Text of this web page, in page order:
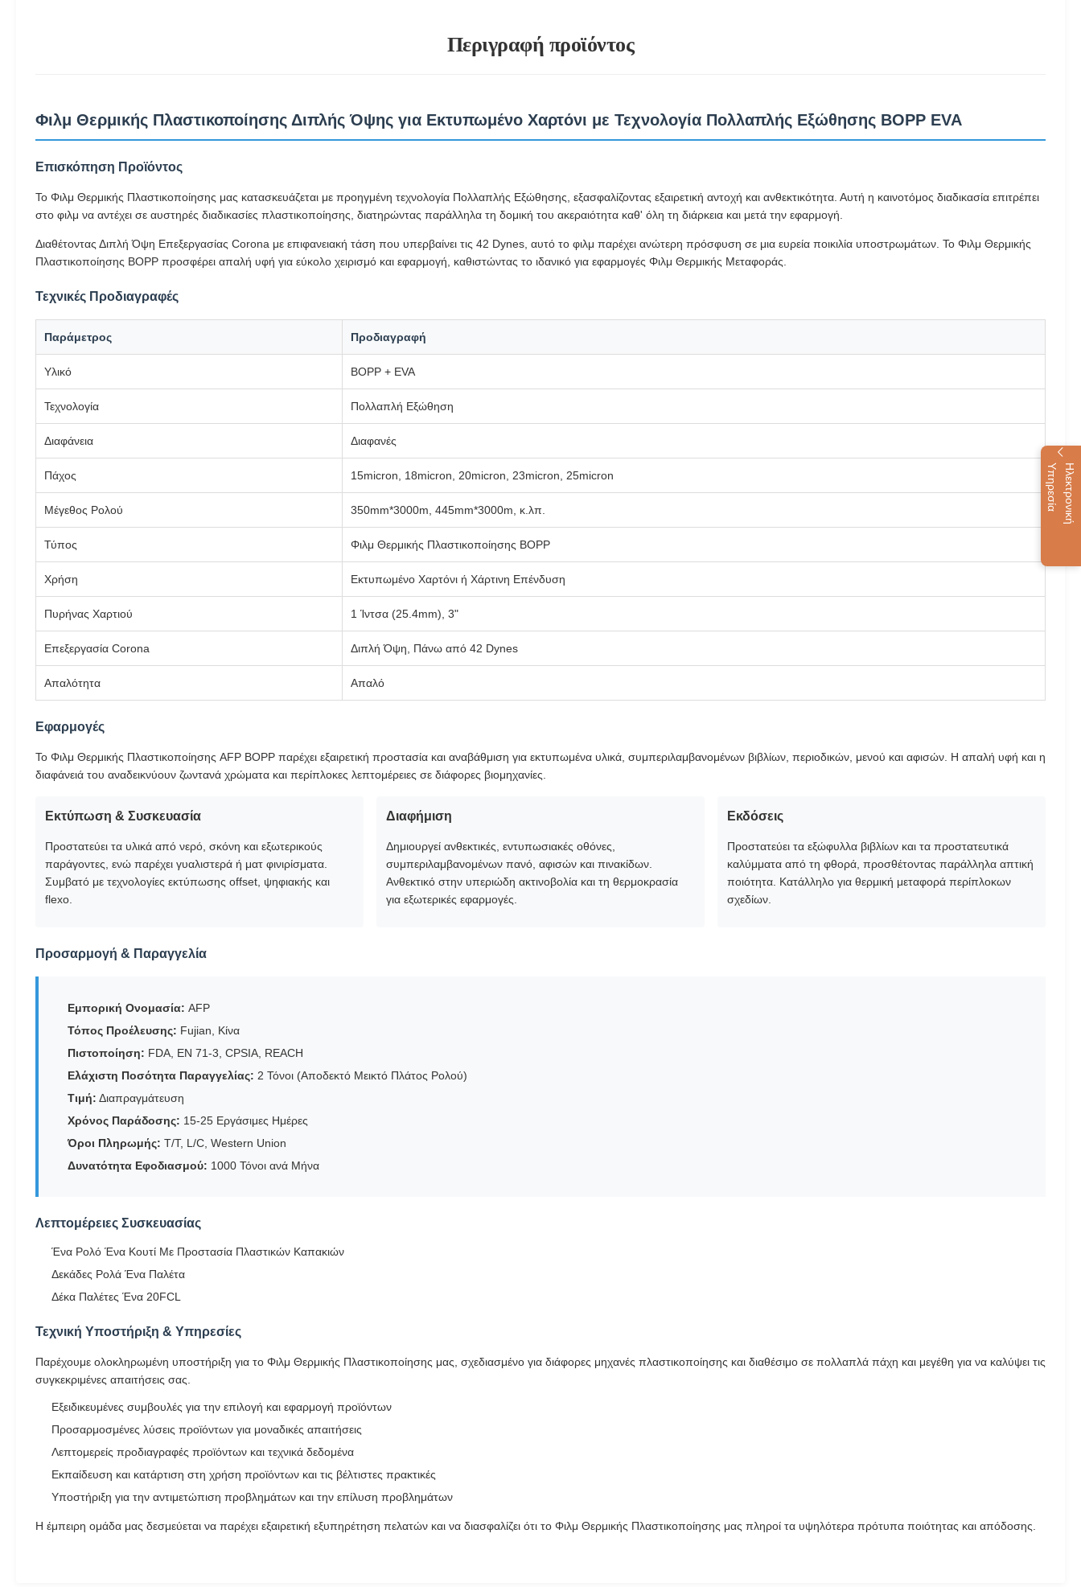
Η
λ
ε
κ
τ
ρ
ο
ν
ι
κ
ή
Υ
π
η
ρ
ε
σ
ί
α
Περιγραφή προϊόντος
Φιλμ Θερμικής Πλαστικοποίησης Διπλής Όψης για Εκτυπωμένο Χαρτόνι με Τεχνολογία Πολλαπλής Εξώθησης BOPP EVA
Επισκόπηση Προϊόντος
Το Φιλμ Θερμικής Πλαστικοποίησης μας κατασκευάζεται με προηγμένη τεχνολογία Πολλαπλής Εξώθησης, εξασφαλίζοντας εξαιρετική αντοχή και ανθεκτικότητα. Αυτή η καινοτόμος διαδικασία επιτρέπει
στο φιλμ να αντέχει σε αυστηρές διαδικασίες πλαστικοποίησης, διατηρώντας παράλληλα τη δομική του ακεραιότητα καθ' όλη τη διάρκεια και μετά την εφαρμογή.
Διαθέτοντας Διπλή Όψη Επεξεργασίας Corona με επιφανειακή τάση που υπερβαίνει τις 42 Dynes, αυτό το φιλμ παρέχει ανώτερη πρόσφυση σε μια ευρεία ποικιλία υποστρωμάτων. Το Φιλμ Θερμικής
Πλαστικοποίησης BOPP προσφέρει απαλή υφή για εύκολο χειρισμό και εφαρμογή, καθιστώντας το ιδανικό για εφαρμογές Φιλμ Θερμικής Μεταφοράς.
Τεχνικές Προδιαγραφές
Παράμετρος Προδιαγραφή
Υλικό BOPP + EVA
Τεχνολογία Πολλαπλή Εξώθηση
Διαφάνεια Διαφανές
Πάχος 15micron, 18micron, 20micron, 23micron, 25micron
Μέγεθος Ρολού 350mm*3000m, 445mm*3000m, κ.λπ.
Τύπος Φιλμ Θερμικής Πλαστικοποίησης BOPP
Χρήση Εκτυπωμένο Χαρτόνι ή Χάρτινη Επένδυση
Πυρήνας Χαρτιού 1 Ίντσα (25.4mm), 3"
Επεξεργασία Corona Διπλή Όψη, Πάνω από 42 Dynes
Απαλότητα Απαλό
Εφαρμογές
Το Φιλμ Θερμικής Πλαστικοποίησης AFP BOPP παρέχει εξαιρετική προστασία και αναβάθμιση για εκτυπωμένα υλικά, συμπεριλαμβανομένων βιβλίων, περιοδικών, μενού και αφισών. Η απαλή υφή και η
διαφάνειά του αναδεικνύουν ζωντανά χρώματα και περίπλοκες λεπτομέρειες σε διάφορες βιομηχανίες.
Εκτύπωση & Συσκευασία
Προστατεύει τα υλικά από νερό, σκόνη και εξωτερικούς
παράγοντες, ενώ παρέχει γυαλιστερά ή ματ φινιρίσματα.
Συμβατό με τεχνολογίες εκτύπωσης offset, ψηφιακής και
flexo.
Διαφήμιση
Δημιουργεί ανθεκτικές, εντυπωσιακές οθόνες,
συμπεριλαμβανομένων πανό, αφισών και πινακίδων.
Ανθεκτικό στην υπεριώδη ακτινοβολία και τη θερμοκρασία
για εξωτερικές εφαρμογές.
Εκδόσεις
Προστατεύει τα εξώφυλλα βιβλίων και τα προστατευτικά
καλύμματα από τη φθορά, προσθέτοντας παράλληλα απτική
ποιότητα. Κατάλληλο για θερμική μεταφορά περίπλοκων
σχεδίων.
Προσαρμογή & Παραγγελία
Εμπορική Ονομασία: AFP
Τόπος Προέλευσης: Fujian, Κίνα
Πιστοποίηση: FDA, EN 71-3, CPSIA, REACH
Ελάχιστη Ποσότητα Παραγγελίας: 2 Τόνοι (Αποδεκτό Μεικτό Πλάτος Ρολού)
Τιμή: Διαπραγμάτευση
Χρόνος Παράδοσης: 15-25 Εργάσιμες Ημέρες
Όροι Πληρωμής: T/T, L/C, Western Union
Δυνατότητα Εφοδιασμού: 1000 Τόνοι ανά Μήνα
Λεπτομέρειες Συσκευασίας
Ένα Ρολό Ένα Κουτί Με Προστασία Πλαστικών Καπακιών
Δεκάδες Ρολά Ένα Παλέτα
Δέκα Παλέτες Ένα 20FCL
Τεχνική Υποστήριξη & Υπηρεσίες
Παρέχουμε ολοκληρωμένη υποστήριξη για το Φιλμ Θερμικής Πλαστικοποίησης μας, σχεδιασμένο για διάφορες μηχανές πλαστικοποίησης και διαθέσιμο σε πολλαπλά πάχη και μεγέθη για να καλύψει τις
συγκεκριμένες απαιτήσεις σας.
Εξειδικευμένες συμβουλές για την επιλογή και εφαρμογή προϊόντων
Προσαρμοσμένες λύσεις προϊόντων για μοναδικές απαιτήσεις
Λεπτομερείς προδιαγραφές προϊόντων και τεχνικά δεδομένα
Εκπαίδευση και κατάρτιση στη χρήση προϊόντων και τις βέλτιστες πρακτικές
Υποστήριξη για την αντιμετώπιση προβλημάτων και την επίλυση προβλημάτων
Η έμπειρη ομάδα μας δεσμεύεται να παρέχει εξαιρετική εξυπηρέτηση πελατών και να διασφαλίζει ότι το Φιλμ Θερμικής Πλαστικοποίησης μας πληροί τα υψηλότερα πρότυπα ποιότητας και απόδοσης.